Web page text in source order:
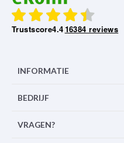
Trustscore4.416384 reviews
INFORMATIE
BEDRIJF
VRAGEN?